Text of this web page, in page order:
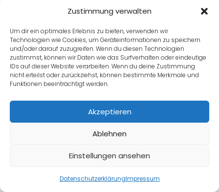
Zustimmung verwalten
Um dir ein optimales Erlebnis zu bieten, verwenden wir
Technologien wie Cookies, um Geräteinformationen zu speichern
und/oder darauf zuzugreifen. Wenn du diesen Technologien
zustimmst, können wir Daten wie das Surfverhalten oder eindeutige
IDs auf dieser Website verarbeiten. Wenn du deine Zustimmung
nicht erteilst oder zurückziehst, können bestimmte Merkmale und
Funktionen beeinträchtigt werden.
Akzeptieren
Ablehnen
Einstellungen ansehen
DatenschutzerklärungImpressum
Zurück
Zurück zu Lektion